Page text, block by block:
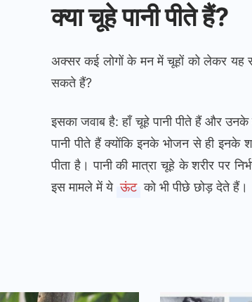
क्या चूहे पानी पीते हैं?
अक्सर कई लोगों के मन में चूहों को लेकर यह
सकते हैं?
इसका जवाब है: हाँ चूहे पानी पीते हैं और उनके
पानी पीते हैं क्योंकि इनके भोजन से ही इनके
पीता है। पानी की मात्रा चूहे के शरीर पर
इस मामले में ये ऊंट को भी पीछे छोड़ देते हैं।